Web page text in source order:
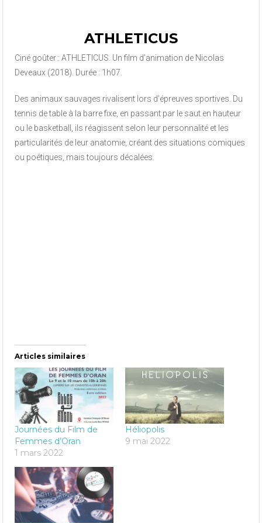
ATHLETICUS
Ciné goûter : ATHLETICUS. Un film d’animation de Nicolas
Deveaux (2018). Durée : 1h07.
Des animaux sauvages rivalisent lors d’épreuves sportives. Du
tennis de table à la barre fixe, en passant par le saut en hauteur
ou le basketball, ils réagissent selon leur personnalité et les
particularités de leur anatomie, créant des situations comiques
ou poétiques, mais toujours décalées.
Articles similaires
Journées du Film de
Femmes d’Oran
1 mars 2022
Héliopolis
9 mai 2022